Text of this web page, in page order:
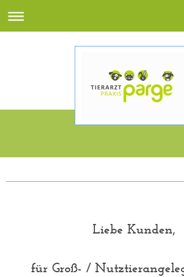
Liebe Kunden,
für Groß- /